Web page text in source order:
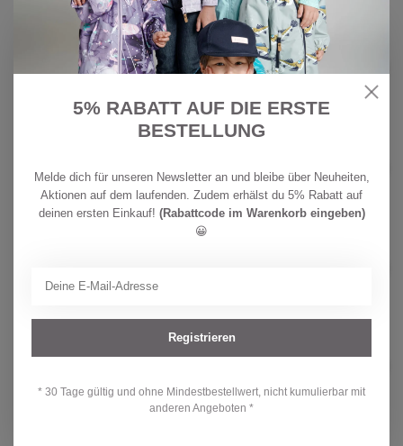
COLOR KIDS
Color Kids Sport Leggings
Turbulence
CHF
33,90
CHF
pink
Auf Lager
CHF
19,50
Auf Lager
CHF 21,90
5% RABATT AUF DIE ERSTE
BESTELLUNG
Melde dich für unseren Newsletter an und bleibe über Neuheiten,
Aktionen auf dem laufenden. Zudem erhälst du 5% Rabatt auf
deinen ersten Einkauf! (Rabattcode im Warenkorb eingeben)
😀
Registrieren
* 30 Tage gültig und ohne Mindestbestellwert, nicht kumulierbar mit
anderen Angeboten *